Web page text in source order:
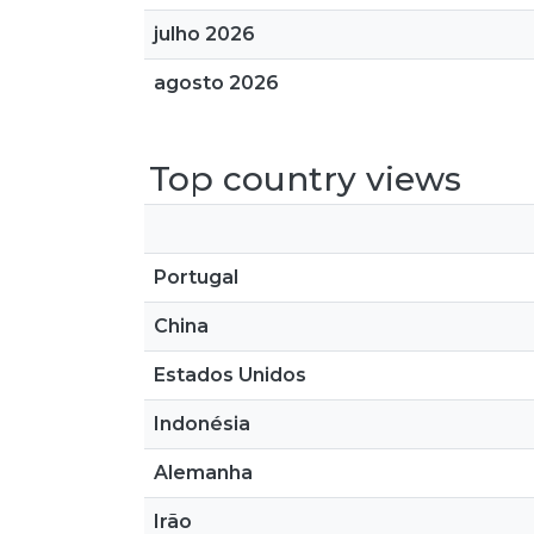
julho 2026
agosto 2026
Top country views
Portugal
China
Estados Unidos
Indonésia
Alemanha
Irão